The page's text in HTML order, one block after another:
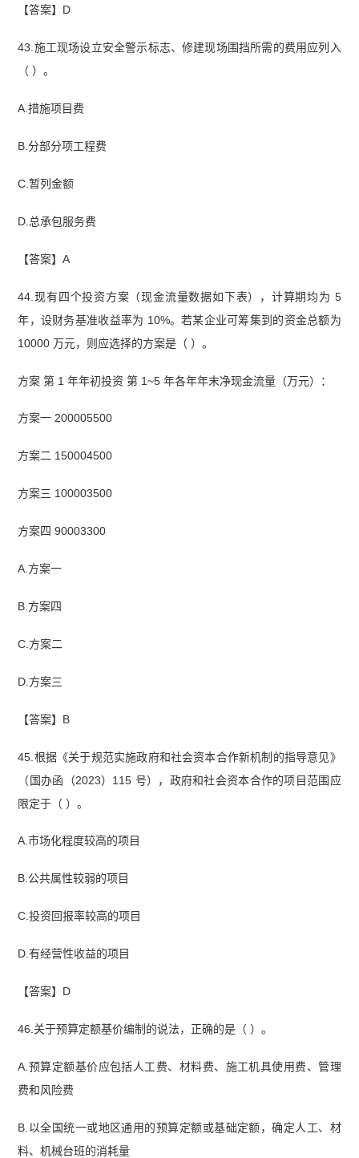
【答案】D
43.施工现场设立安全警示标志、修建现场围挡所需的费用应列入
（ ）。
A.措施项目费
B.分部分项工程费
C.暂列金额
D.总承包服务费
【答案】A
44.现有四个投资方案（现金流量数据如下表），计算期均为 5
年，设财务基准收益率为 10%。若某企业可筹集到的资金总额为
10000 万元，则应选择的方案是（ ）。
方案 第 1 年年初投资 第 1~5 年各年年末净现金流量（万元）：
方案一 200005500
方案二 150004500
方案三 100003500
方案四 90003300
A.方案一
B.方案四
C.方案二
D.方案三
【答案】B
45.根据《关于规范实施政府和社会资本合作新机制的指导意见》
（国办函（2023）115 号），政府和社会资本合作的项目范围应
限定于（ ）。
A.市场化程度较高的项目
B.公共属性较弱的项目
C.投资回报率较高的项目
D.有经营性收益的项目
【答案】D
46.关于预算定额基价编制的说法，正确的是（ ）。
A.预算定额基价应包括人工费、材料费、施工机具使用费、管理
费和风险费
B.以全国统一或地区通用的预算定额或基础定额，确定人工、材
料、机械台班的消耗量